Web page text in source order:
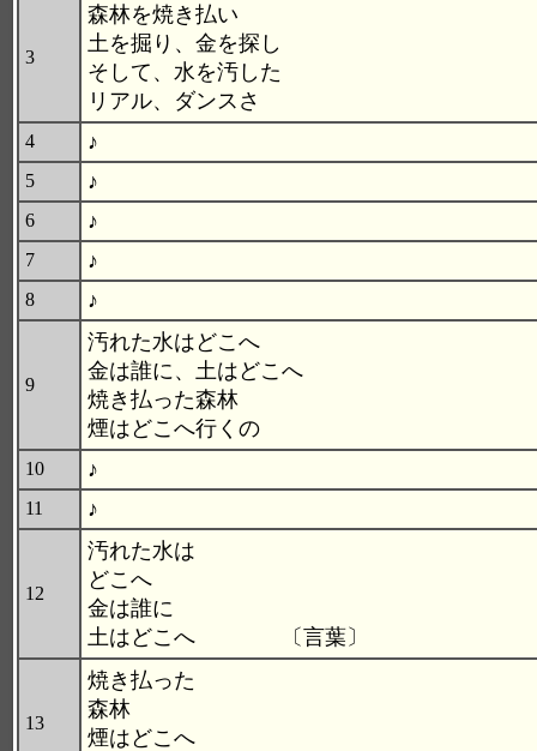
3
森林を焼き払い
土を掘り、金を探し
そして、水を汚した
リアル、ダンスさ
4 ♪
5 ♪
6 ♪
7 ♪
8 ♪
9
汚れた水はどこへ
金は誰に、土はどこへ
焼き払った森林
煙はどこへ行くの
10 ♪
11 ♪
12
汚れた水は
どこへ
金は誰に
土はどこへ 〔言葉〕
13
焼き払った
森林
煙はどこへ